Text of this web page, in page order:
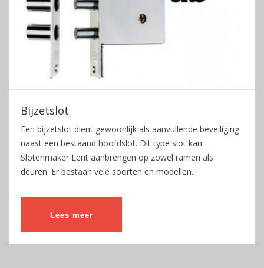
Bijzetslot
Een bijzetslot dient gewoonlijk als aanvullende beveiliging
naast een bestaand hoofdslot. Dit type slot kan
Slotenmaker Lent aanbrengen op zowel ramen als
deuren. Er bestaan vele soorten en modellen...
Lees meer